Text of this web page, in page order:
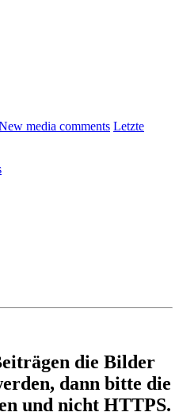
media comments Letzte
die Bilder
dann bitte die
und nicht HTTPS.